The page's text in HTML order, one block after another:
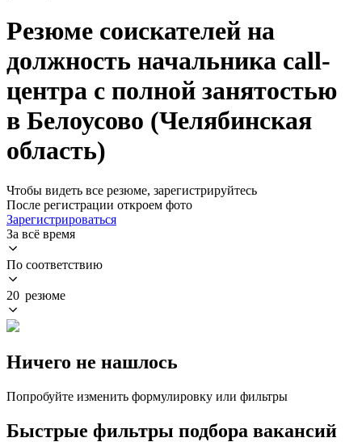
Резюме соискателей на
должность начальника call-
центра с полной занятостью
в Белоусово (Челябинская
область)
Чтобы видеть все резюме, зарегистрируйтесь
После регистрации откроем фото
Зарегистрироваться
За всё время
По соответствию
20 резюме
Ничего не нашлось
Попробуйте изменить формулировку или фильтры
Быстрые фильтры подбора вакансий